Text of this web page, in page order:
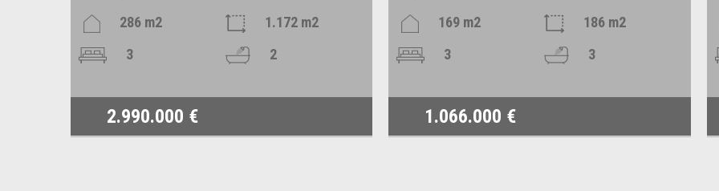
286 m2
1.172 m2
3
2
2.990.000 €
169 m2
186 m2
3
3
1.066.000 €